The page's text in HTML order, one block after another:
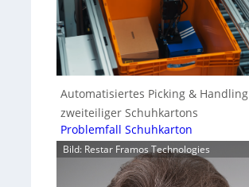
Automatisiertes Picking & Handling
zweiteiliger Schuhkartons
Problemfall Schuhkarton
Bild: Restar Framos Technologies